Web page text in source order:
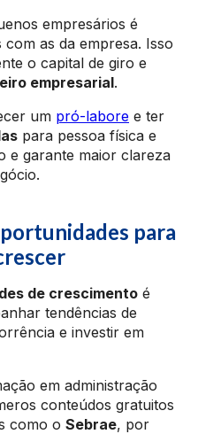
empresários é
as da empresa. Isso
o capital de giro e
empresarial.
um pró-labore e ter
para pessoa física e
e garante maior clareza
para
de crescimento é
tendências de
e investir em
em administração
conteúdos gratuitos
como o Sebrae, por